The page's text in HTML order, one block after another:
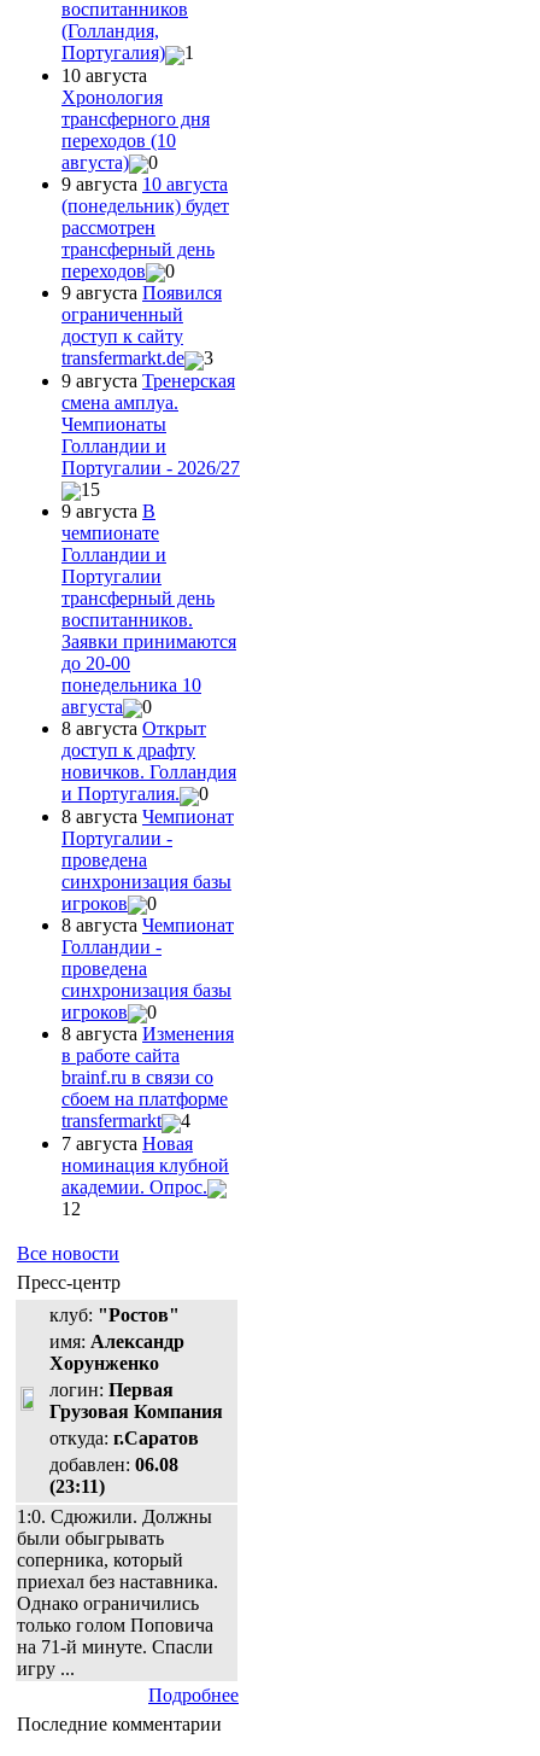
воспитанников
(Голландия,
Португалия)
1
10 августа
Хронология
трансферного дня
переходов (10
августа)
0
9 августа 10 августа
(понедельник) будет
рассмотрен
трансферный день
переходов
0
9 августа Появился
ограниченный
доступ к сайту
transfermarkt.de
3
9 августа Тренерская
смена амплуа.
Чемпионаты
Голландии и
Португалии - 2026/27
15
9 августа В
чемпионате
Голландии и
Португалии
трансферный день
воспитанников.
Заявки принимаются
до 20-00
понедельника 10
августа
0
8 августа Открыт
доступ к драфту
новичков. Голландия
и Португалия.
0
8 августа Чемпионат
Португалии -
проведена
синхронизация базы
игроков
0
8 августа Чемпионат
Голландии -
проведена
синхронизация базы
игроков
0
8 августа Изменения
в работе сайта
brainf.ru в связи со
сбоем на платформе
transfermarkt
4
7 августа Новая
номинация клубной
академии. Опрос.
12
Все новости
Пресс-центр
клуб: "Ростов"
имя: Александр
Хорунженко
логин: Первая
Грузовая Компания
откуда: г.Саратов
добавлен: 06.08
(23:11)
1:0. Сдюжили. Должны
были обыгрывать
соперника, который
приехал без наставника.
Однако ограничились
только голом Поповича
на 71-й минуте. Спасли
игру ...
Подробнее
Последние комментарии